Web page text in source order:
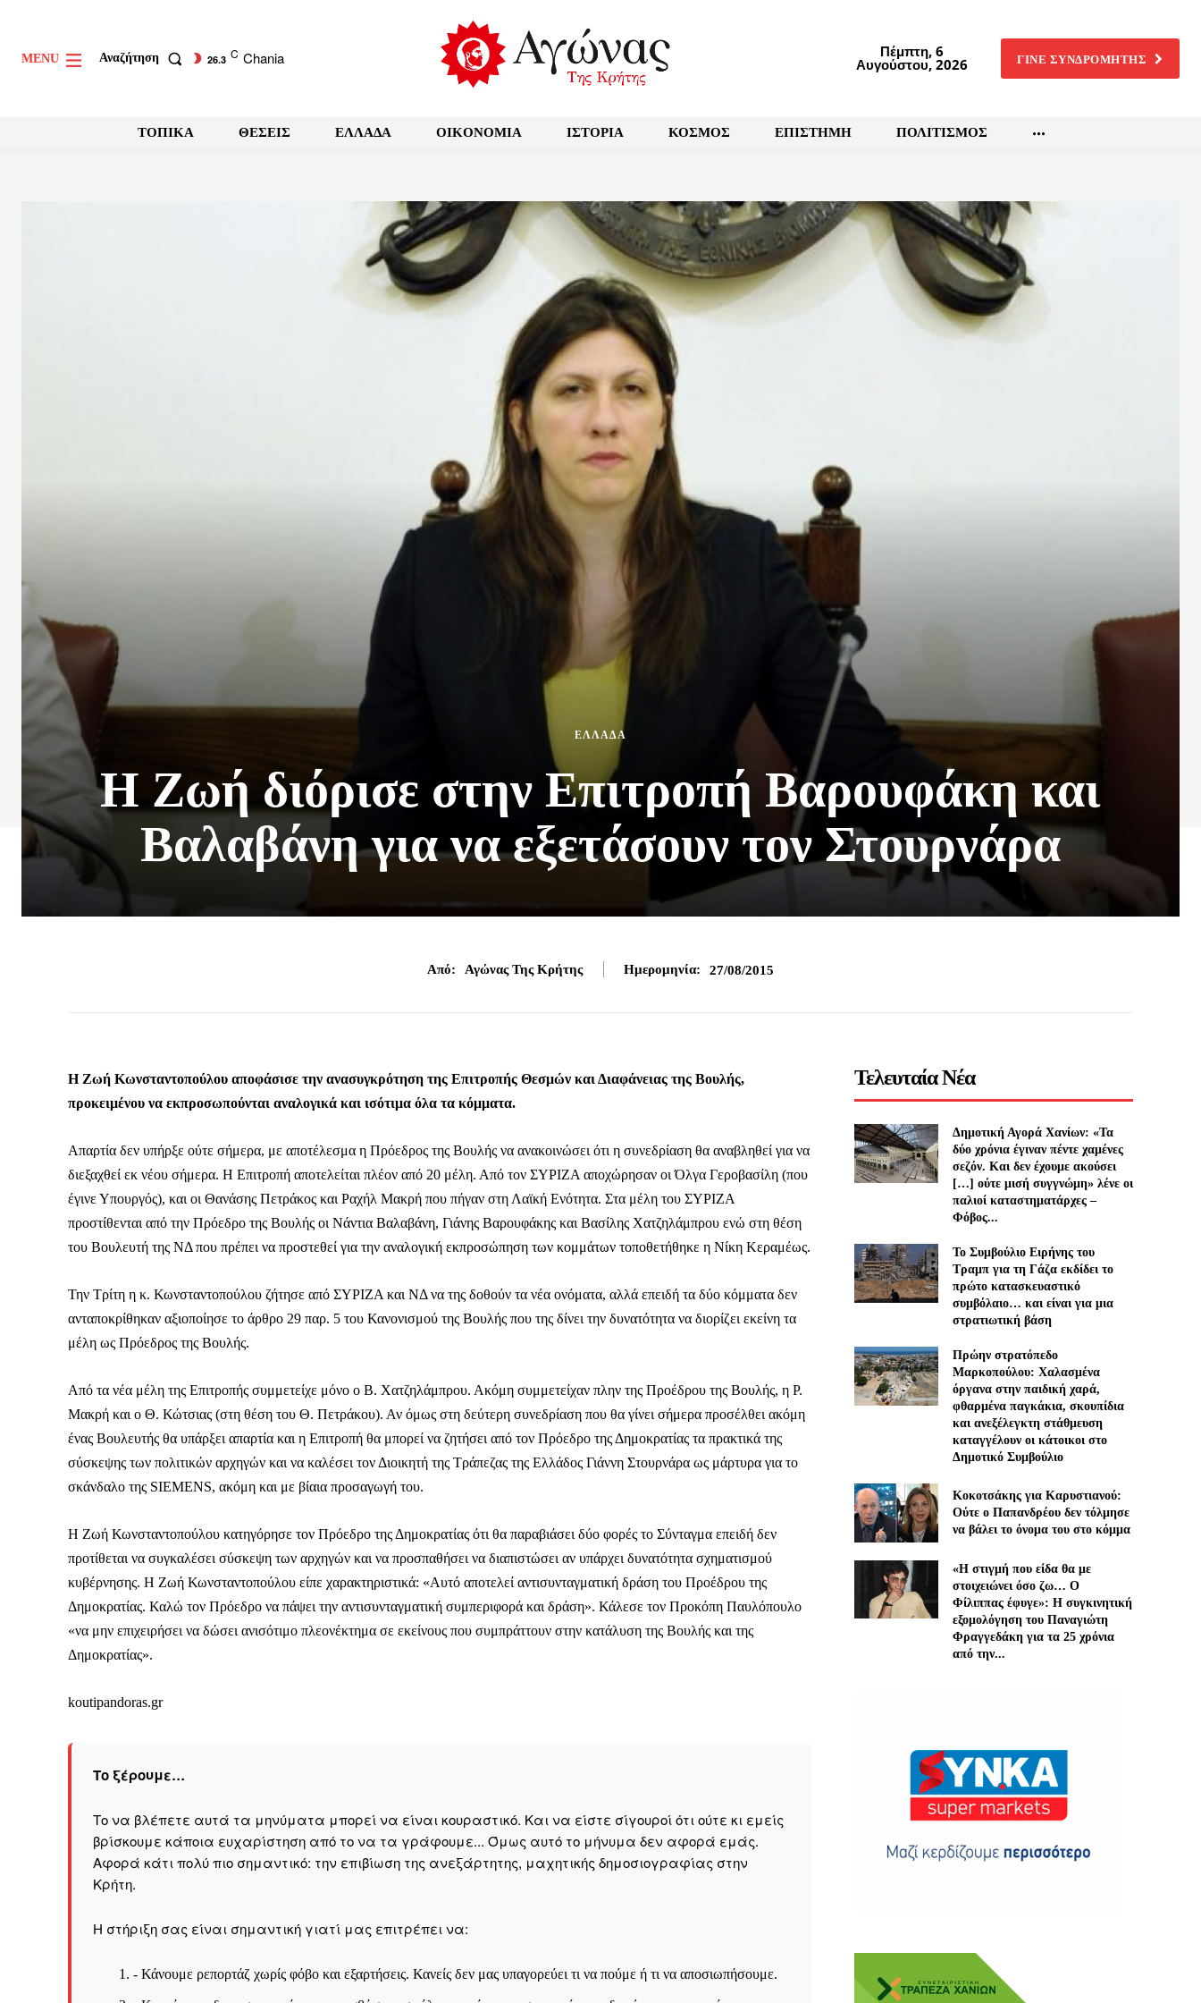
Καθημερινή Μαχητική
Εφημερίδα
MENU Αναζήτηση 26.3 C Chania Πέμπτη, 6
Αυγούστου, 2026 ΓΙΝΕ ΣΥΝΔΡΟΜΗΤΗΣ
ΤΟΠΙΚΑ ΘΕΣΕΙΣ ΕΛΛΑΔΑ OIKONOMIA ΙΣΤΟΡΙΑ ΚΟΣΜΟΣ ΕΠΙΣΤΗΜΗ ΠΟΛΙΤΙΣΜΟΣ
ΕΛΛΑΔΑ
Η Ζωή διόρισε στην Επιτροπή Βαρουφάκη και
Βαλαβάνη για να εξετάσουν τον Στουρνάρα
Από: Αγώνας Της Κρήτης Ημερομηνία: 27/08/2015
Η Ζωή Κωνσταντοπούλου αποφάσισε την ανασυγκρότηση της Επιτροπής Θεσμών και Διαφάνειας της Βουλής,
προκειμένου να εκπροσωπούνται αναλογικά και ισότιμα όλα τα κόμματα.
Απαρτία δεν υπήρξε ούτε σήμερα, με αποτέλεσμα η Πρόεδρος της Βουλής να ανακοινώσει ότι η συνεδρίαση θα αναβληθεί για να
διεξαχθεί εκ νέου σήμερα. Η Επιτροπή αποτελείται πλέον από 20 μέλη. Από τον ΣΥΡΙΖΑ αποχώρησαν οι Όλγα Γεροβασίλη (που
έγινε Υπουργός), και οι Θανάσης Πετράκος και Ραχήλ Μακρή που πήγαν στη Λαϊκή Ενότητα. Στα μέλη του ΣΥΡΙΖΑ
προστίθενται από την Πρόεδρο της Βουλής οι Νάντια Βαλαβάνη, Γιάνης Βαρουφάκης και Βασίλης Χατζηλάμπρου ενώ στη θέση
του Βουλευτή της ΝΔ που πρέπει να προστεθεί για την αναλογική εκπροσώπηση των κομμάτων τοποθετήθηκε η Νίκη Κεραμέως.
Την Τρίτη η κ. Κωνσταντοπούλου ζήτησε από ΣΥΡΙΖΑ και ΝΔ να της δοθούν τα νέα ονόματα, αλλά επειδή τα δύο κόμματα δεν
ανταποκρίθηκαν αξιοποίησε το άρθρο 29 παρ. 5 του Κανονισμού της Βουλής που της δίνει την δυνατότητα να διορίζει εκείνη τα
μέλη ως Πρόεδρος της Βουλής.
Από τα νέα μέλη της Επιτροπής συμμετείχε μόνο ο Β. Χατζηλάμπρου. Ακόμη συμμετείχαν πλην της Προέδρου της Βουλής, η Ρ.
Μακρή και ο Θ. Κώτσιας (στη θέση του Θ. Πετράκου). Αν όμως στη δεύτερη συνεδρίαση που θα γίνει σήμερα προσέλθει ακόμη
ένας Βουλευτής θα υπάρξει απαρτία και η Επιτροπή θα μπορεί να ζητήσει από τον Πρόεδρο της Δημοκρατίας τα πρακτικά της
σύσκεψης των πολιτικών αρχηγών και να καλέσει τον Διοικητή της Τράπεζας της Ελλάδος Γιάννη Στουρνάρα ως μάρτυρα για το
σκάνδαλο της SIEMENS, ακόμη και με βίαια προσαγωγή του.
Η Ζωή Κωνσταντοπούλου κατηγόρησε τον Πρόεδρο της Δημοκρατίας ότι θα παραβιάσει δύο φορές το Σύνταγμα επειδή δεν
προτίθεται να συγκαλέσει σύσκεψη των αρχηγών και να προσπαθήσει να διαπιστώσει αν υπάρχει δυνατότητα σχηματισμού
κυβέρνησης. Η Ζωή Κωνσταντοπούλου είπε χαρακτηριστικά: «Αυτό αποτελεί αντισυνταγματική δράση του Προέδρου της
Δημοκρατίας. Καλώ τον Πρόεδρο να πάψει την αντισυνταγματική συμπεριφορά και δράση». Κάλεσε τον Προκόπη Παυλόπουλο
«να μην επιχειρήσει να δώσει ανισότιμο πλεονέκτημα σε εκείνους που συμπράττουν στην κατάλυση της Βουλής και της
Δημοκρατίας».
koutipandoras.gr
Το ξέρουμε…
Το να βλέπετε αυτά τα μηνύματα μπορεί να είναι κουραστικό. Και να είστε σίγουροί ότι ούτε κι εμείς
βρίσκουμε κάποια ευχαρίστηση από το να τα γράφουμε... Όμως αυτό το μήνυμα δεν αφορά εμάς.
Αφορά κάτι πολύ πιο σημαντικό: την επιβίωση της ανεξάρτητης, μαχητικής δημοσιογραφίας στην
Kρήτη.
Η στήριξη σας είναι σημαντική γιατί μας επιτρέπει να:
- Κάνουμε ρεπορτάζ χωρίς φόβο και εξαρτήσεις. Κανείς δεν μας υπαγορεύει τι να πούμε ή τι να αποσιωπήσουμε.
Τελευταία Νέα
Δημοτική Αγορά Χανίων: «Τα
δύο χρόνια έγιναν πέντε χαμένες
σεζόν. Και δεν έχουμε ακούσει
[…] ούτε μισή συγγνώμη» λένε οι
παλιοί καταστηματάρχες –
Φόβος...
Το Συμβούλιο Ειρήνης του
Τραμπ για τη Γάζα εκδίδει το
πρώτο κατασκευαστικό
συμβόλαιο… και είναι για μια
στρατιωτική βάση
Πρώην στρατόπεδο
Μαρκοπούλου: Χαλασμένα
όργανα στην παιδική χαρά,
φθαρμένα παγκάκια, σκουπίδια
και ανεξέλεγκτη στάθμευση
καταγγέλουν οι κάτοικοι στο
Δημοτικό Συμβούλιο
Κοκοτσάκης για Καρυστιανού:
Ούτε ο Παπανδρέου δεν τόλμησε
να βάλει το όνομα του στο κόμμα
«Η στιγμή που είδα θα με
στοιχειώνει όσο ζω… Ο
Φίλιππας έφυγε»: Η συγκινητική
εξομολόγηση του Παναγιώτη
Φραγγεδάκη για τα 25 χρόνια
από την...